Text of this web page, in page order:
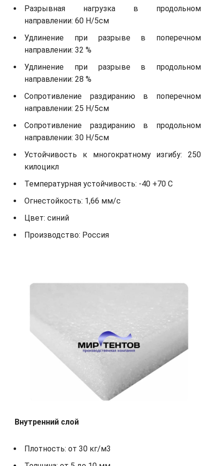
Разрывная нагрузка в продольном
направлении: 60 Н/5см
Удлинение при разрыве в поперечном
направлении: 32 %
Удлинение при разрыве в продольном
направлении: 28 %
Сопротивление раздиранию в поперечном
направлении: 25 Н/5см
Сопротивление раздиранию в продольном
направлении: 30 Н/5см
Устойчивость к многократному изгибу: 250
килоцикл
Температурная устойчивость: -40 +70 С
Огнестойкость: 1,66 мм/с
Цвет: синий
Производство: Россия
Внутренний слой
Плотность: от 30 кг/м3